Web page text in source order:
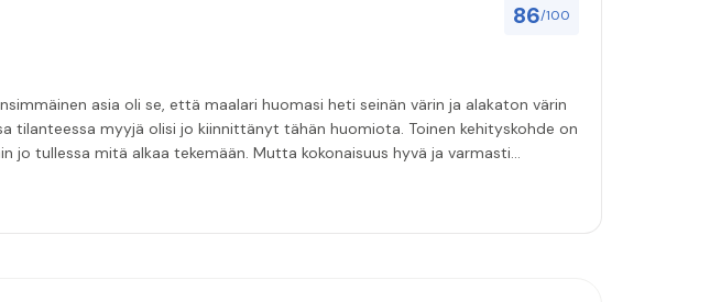
86/100
asia oli se, että maalari huomasi heti seinän värin ja alakaton värin
myyjä olisi jo kiinnittänyt tähän huomiota. Toinen kehityskohde on
jo tullessa mitä alkaa tekemään. Mutta kokonaisuus hyvä ja varmasti